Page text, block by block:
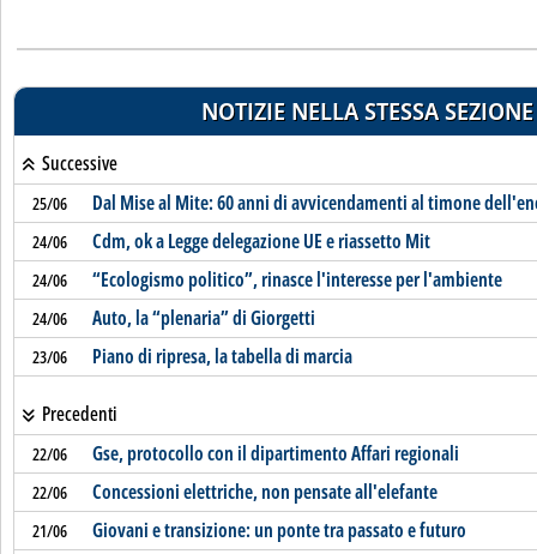
NOTIZIE NELLA STESSA SEZIONE
Successive
25/06 Dal Mise al Mite: 60 anni di avvicendamenti al timone
24/06 Cdm, ok a Legge delegazione UE e riassetto Mit
24/06 “Ecologismo politico”, rinasce l'interesse per l'ambiente
24/06 Auto, la “plenaria” di Giorgetti
23/06 Piano di ripresa, la tabella di marcia
Precedenti
22/06 Gse, protocollo con il dipartimento Affari regionali
22/06 Concessioni elettriche, non pensate all'elefante
21/06 Giovani e transizione: un ponte tra passato e futuro